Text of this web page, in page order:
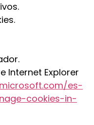
Internet Explorer
es-
cookies-in-